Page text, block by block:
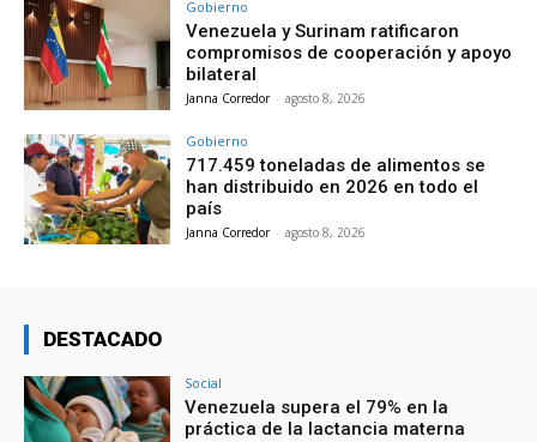
Gobierno
Venezuela y Surinam ratificaron
compromisos de cooperación y apoyo
bilateral
Janna Corredor - agosto 8, 2026
Gobierno
717.459 toneladas de alimentos se
han distribuido en 2026 en todo el
país
Janna Corredor - agosto 8, 2026
DESTACADO
Social
Venezuela supera el 79% en la
práctica de la lactancia materna